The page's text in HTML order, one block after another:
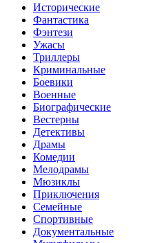
Исторические
Фантастика
Фэнтези
Ужасы
Триллеры
Криминальные
Боевики
Военные
Биографические
Вестерны
Детективы
Драмы
Комедии
Мелодрамы
Мюзиклы
Приключения
Семейные
Спортивные
Документальные